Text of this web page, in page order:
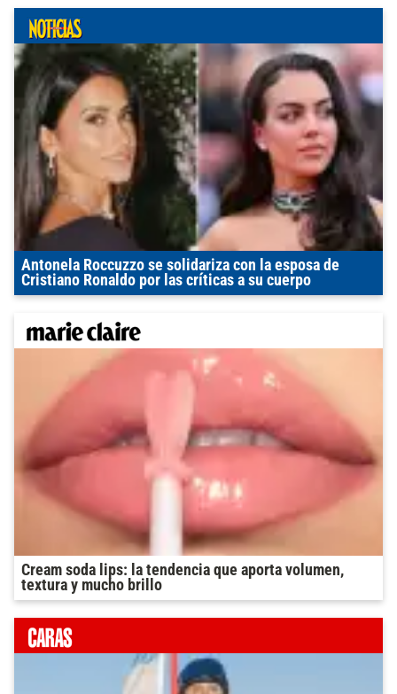
Antonela Roccuzzo se solidariza con la esposa de
Cristiano Ronaldo por las críticas a su cuerpo
Cream soda lips: la tendencia que aporta volumen,
textura y mucho brillo